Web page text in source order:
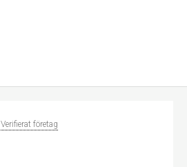
Verifierat företag